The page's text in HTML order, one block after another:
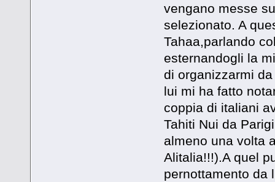
vengano messe
selezionato. A
Tahaa,parlando
esternandogli la
di organizzarmi
lui mi ha fatto
coppia di italiani
Tahiti Nui da
almeno una volta
Alitalia!!!).A quel
pernottamento da